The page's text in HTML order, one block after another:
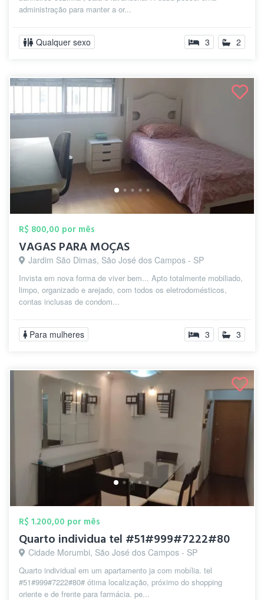
administração para manter a or...
Qualquer sexo 3 2
R$ 800,00 por mês
VAGAS PARA MOÇAS
Jardim São Dimas, São José dos Campos - SP
Invista em nova forma de viver bem... Apto totalmente mobiliado,
limpo, organizado e arejado, com todos os eletrodomésticos,
contas inclusas de condom...
Para mulheres 3 3
R$ 1.200,00 por mês
Quarto individua tel #51#999#7222#80
Cidade Morumbi, São José dos Campos - SP
Quarto individual em um apartamento ja com mobília. tel
#51#999#7222#80# ótima localização, próximo do shopping
oriente e de frente para farmácia. pe...